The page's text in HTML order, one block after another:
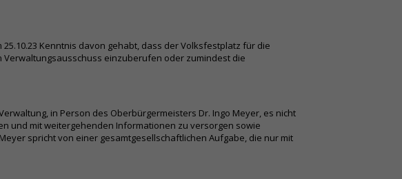
Kenntnis davon gehabt, dass der Volksfestplatz für die
Verwaltungsausschuss einzuberufen oder zumindest die
in Person des Oberbürgermeisters Dr. Ingo Meyer, es nicht
und mit weitergehenden Informationen zu versorgen sowie
spricht von einer gesamtgesellschaftlichen Aufgabe, die nur mit